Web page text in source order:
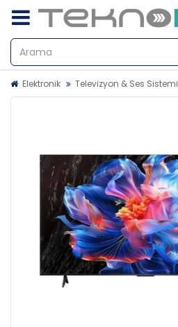
Elektronik Televizyon & Ses Sistemi